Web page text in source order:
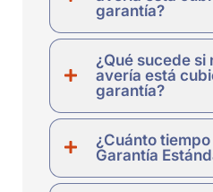
garantía?
¿Qué sucede si
avería está
garantía?
¿Cuánto
Garantía